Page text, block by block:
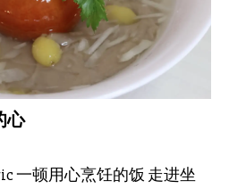
心
一顿用心烹饪的饭 走进坐